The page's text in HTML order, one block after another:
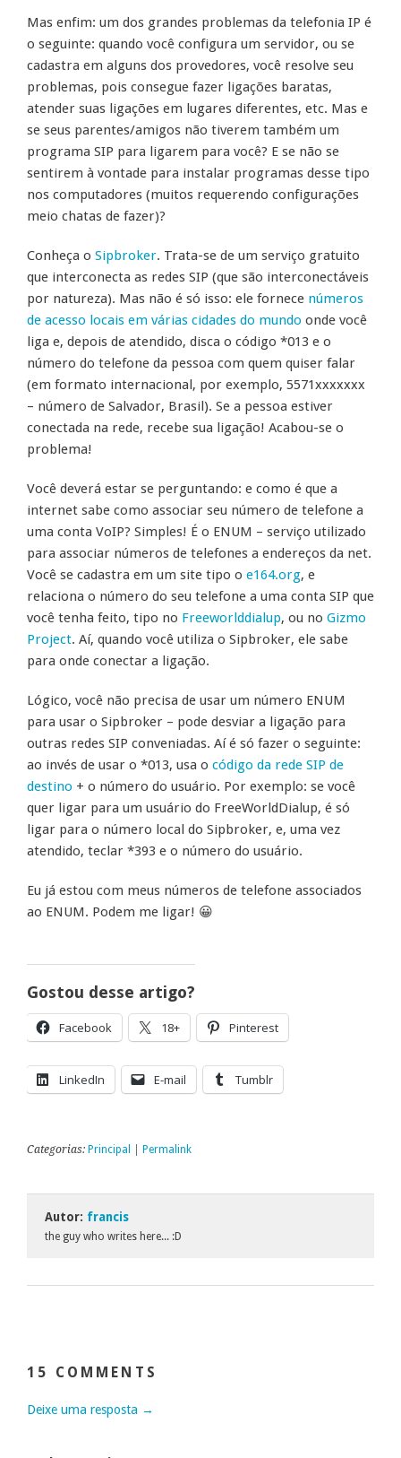
Mas enfim: um dos grandes problemas da telefonia IP é
o seguinte: quando você configura um servidor, ou se
cadastra em alguns dos provedores, você resolve seu
problemas, pois consegue fazer ligações baratas,
atender suas ligações em lugares diferentes, etc. Mas e
se seus parentes/amigos não tiverem também um
programa SIP para ligarem para você? E se não se
sentirem à vontade para instalar programas desse tipo
nos computadores (muitos requerendo configurações
meio chatas de fazer)?
Conheça o Sipbroker. Trata-se de um serviço gratuito
que interconecta as redes SIP (que são interconectáveis
por natureza). Mas não é só isso: ele fornece números
de acesso locais em várias cidades do mundo onde você
liga e, depois de atendido, disca o código *013 e o
número do telefone da pessoa com quem quiser falar
(em formato internacional, por exemplo, 5571xxxxxxx
– número de Salvador, Brasil). Se a pessoa estiver
conectada na rede, recebe sua ligação! Acabou-se o
problema!
Você deverá estar se perguntando: e como é que a
internet sabe como associar seu número de telefone a
uma conta VoIP? Simples! É o ENUM – serviço utilizado
para associar números de telefones a endereços da net.
Você se cadastra em um site tipo o e164.org, e
relaciona o número do seu telefone a uma conta SIP que
você tenha feito, tipo no Freeworlddialup, ou no Gizmo
Project. Aí, quando você utiliza o Sipbroker, ele sabe
para onde conectar a ligação.
Lógico, você não precisa de usar um número ENUM
para usar o Sipbroker – pode desviar a ligação para
outras redes SIP conveniadas. Aí é só fazer o seguinte:
ao invés de usar o *013, usa o código da rede SIP de
destino + o número do usuário. Por exemplo: se você
quer ligar para um usuário do FreeWorldDialup, é só
ligar para o número local do Sipbroker, e, uma vez
atendido, teclar *393 e o número do usuário.
Eu já estou com meus números de telefone associados
ao ENUM. Podem me ligar! 😀
Gostou desse artigo?
Facebook 18+ Pinterest
LinkedIn E-mail Tumblr
Categorias: Principal Permalink
Autor: francis
the guy who writes here... :D
15 COMMENTS
Deixe uma resposta →